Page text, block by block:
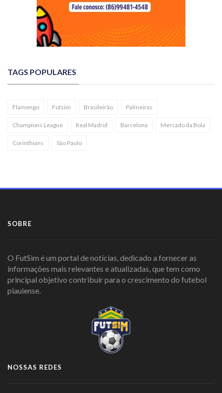
TAGS POPULARES
Flamengo Futsim Brasileirão Palmeiras
Champions League Real Madrid Barcelona Mercado da Bola
Corinthians São Paulo
SOBRE
O FutSim é um portal de notícias, dedicado a fornecer as
informações mais relevantes e atualizadas, que tem como
principal objetivo contribuir para o crescimento do futebol
piauiense.
NOSSAS REDES